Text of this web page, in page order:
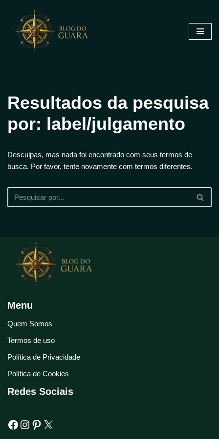
Pular
para
Resultados da pesquisa
por: label/julgamento
Desculpas, mas nada foi encontrado com seus termos de
busca. Por favor, tente novamente com termos diferentes.
Menu
Quem Somos
Termos de uso
Política de Privacidade
Política de Cookies
Redes Sociais